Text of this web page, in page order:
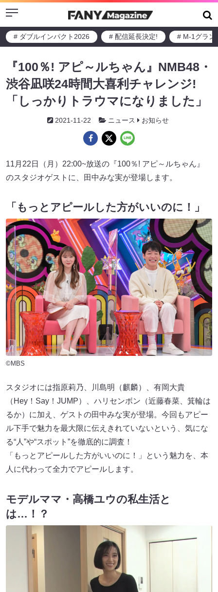
Menu
# ダブルインパクト2026 # 配信延長決定! # M-1グラン
『100％! アピ～ルちゃん』NMB48・
渋谷凪咲24時間大喜利チャレンジ!
「しっかりトラウマになりました」
2021-11-22 ニュース お知らせ
11月22日（月）22:00~放送の『100％! アピ～ルちゃん』
のスタジオゲストに、田中みな実が登場します。
「もっとアピールした方がいいのに！」
©MBS
スタジオには指原莉乃、川島明（麒麟）、有岡大貴
（Hey！Say！JUMP）、ハリセンボン（近藤春菜、箕輪は
るか）に加え、ゲストの田中みな実が登場。今回もアピー
ル下手で魅力を最大限に伝えきれていないという、気にな
る“人”や“スポット”を徹底的に調査！
「もっとアピールした方がいいのに！」という魅力を、本
人に代わって全力でアピールします。
モデルママ・高橋ユウの私生活と
は…！？